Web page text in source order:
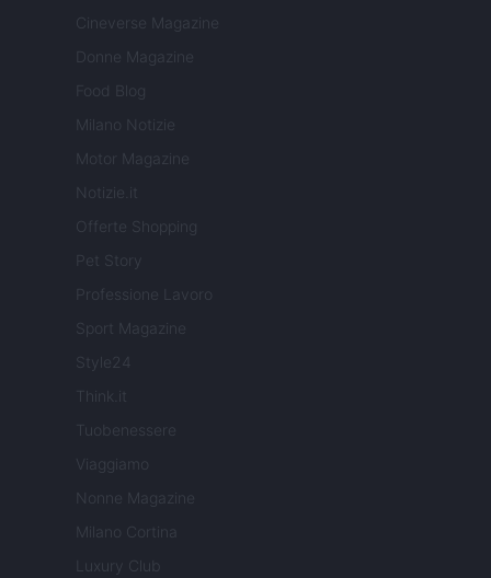
Cineverse Magazine
Donne Magazine
Food Blog
Milano Notizie
Motor Magazine
Notizie.it
Offerte Shopping
Pet Story
Professione Lavoro
Sport Magazine
Style24
Think.it
Tuobenessere
Viaggiamo
Nonne Magazine
Milano Cortina
Luxury Club